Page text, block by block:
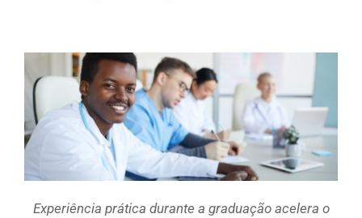
Experiência prática durante a graduação acelera o